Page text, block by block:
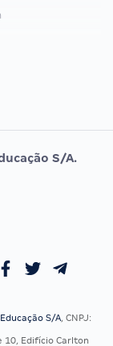
S/A.
S/A, CNPJ:
10, Edifício Carlton